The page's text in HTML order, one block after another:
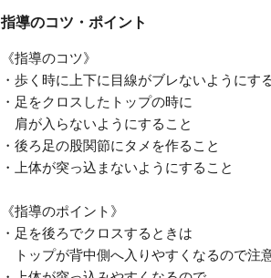
指導のコツ・ポイント
《指導のコツ》
・歩く時に上下に目線がブレないようにす
・足をクロスしたトップの時に
肩が入らないようにすること
・後ろ足の股関節にタメを作ること
・上体が突っ込まないようにすること
《指導のポイント》
・足を後ろでクロスするときは
トップが背中側へ入りやすくなるので注